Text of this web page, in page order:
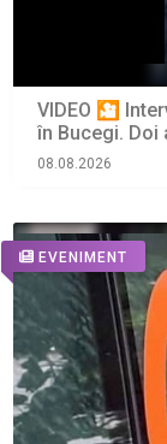
VIDEO 🎦
în Bucegi. Doi
08.08.2026
EVENIMENT